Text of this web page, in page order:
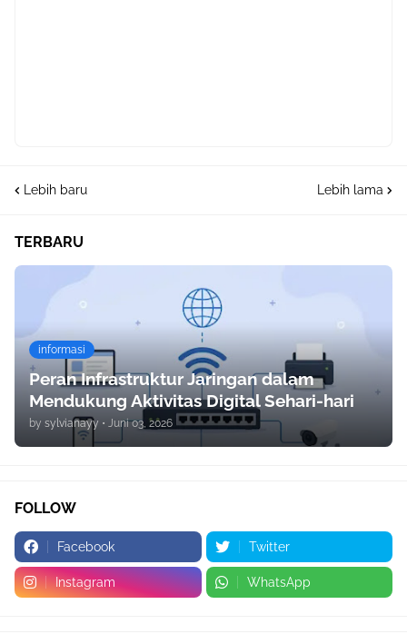
Lebih baru Lebih lama
TERBARU
informasi
Peran Infrastruktur Jaringan dalam
Mendukung Aktivitas Digital Sehari-hari
by sylvianayy • Juni 03, 2026
FOLLOW
Facebook Twitter
Instagram WhatsApp